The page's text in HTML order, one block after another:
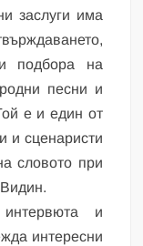
заслуги има
подбора на
песни и
е и един от
и сценаристи
словото при
и
интересни